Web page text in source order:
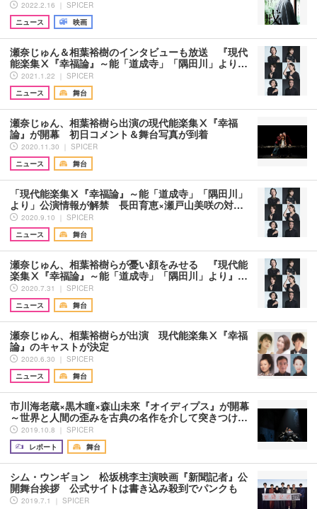
2022.2.16 ｜ SPICER
ニュース
映画
瀬奈じゅん＆相葉裕樹のインタビューも放送 『現代
能楽集Ⅹ『幸福論』～能「道成寺」「隅田川」より…
2021.1.22 ｜ SPICER
ニュース
舞台
瀬奈じゅん、相葉裕樹ら出演の現代能楽集Ⅹ『幸福
論』が開幕 初日コメント＆舞台写真が到着
2020.11.30 ｜ SPICER
ニュース
舞台
「現代能楽集Ⅹ『幸福論』～能「道成寺」「隅田川」
より」公演情報が解禁 長田育恵×瀬戸山美咲の対…
2020.9.10 ｜ SPICER
ニュース
舞台
瀬奈じゅん、相葉裕樹らが憂い顔をみせる 『現代能
楽集Ⅹ『幸福論』～能「道成寺」「隅田川」より』…
2020.7.31 ｜ SPICER
ニュース
舞台
瀬奈じゅん、相葉裕樹らが出演 現代能楽集Ⅹ『幸福
論』のキャストが決定
2020.6.30 ｜ SPICER
ニュース
舞台
市川海老蔵×黒木瞳×森山未來『オイディプス』が開幕
～世界と人間の歪みを古典の名作を介して突きつけ…
2019.10.8 ｜ SPICER
レポート
舞台
シム・ウンギョン 松坂桃李主演映画『新聞記者』公
開舞台挨拶 公式サイトは書き込み殺到でパンクも
2019.7.1 ｜ SPICER